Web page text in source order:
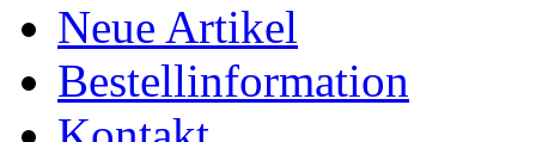
Neue Artikel
Bestellinformation